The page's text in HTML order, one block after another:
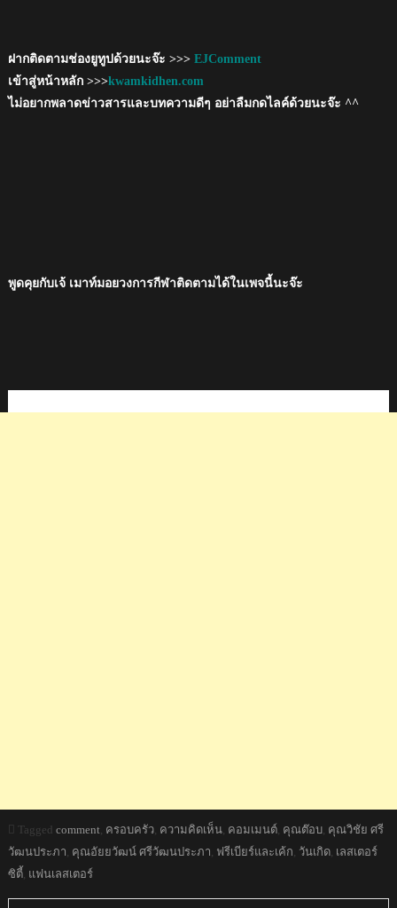
ฝากติดตามช่องยูทูปด้วยนะจ๊ะ >>> EJComment
เข้าสู่หน้าหลัก >>>kwamkidhen.com
ไม่อยากพลาดข่าวสารและบทความดีๆ อย่าลืมกดไลค์ด้วยนะจ๊ะ ^^
พูดคุยกับเจ้ เมาท์มอยวงการกีฬาติดตามได้ในเพจนี้นะจ๊ะ
Tagged comment, ครอบครัว, ความคิดเห็น, คอมเมนต์, คุณต๊อบ, คุณวิชัย ศรี
วัฒนประภา, คุณอัยยวัฒน์ ศรีวัฒนประภา, ฟรีเบียร์และเค้ก, วันเกิด, เลสเตอร์
ซิตี้, แฟนเลสเตอร์